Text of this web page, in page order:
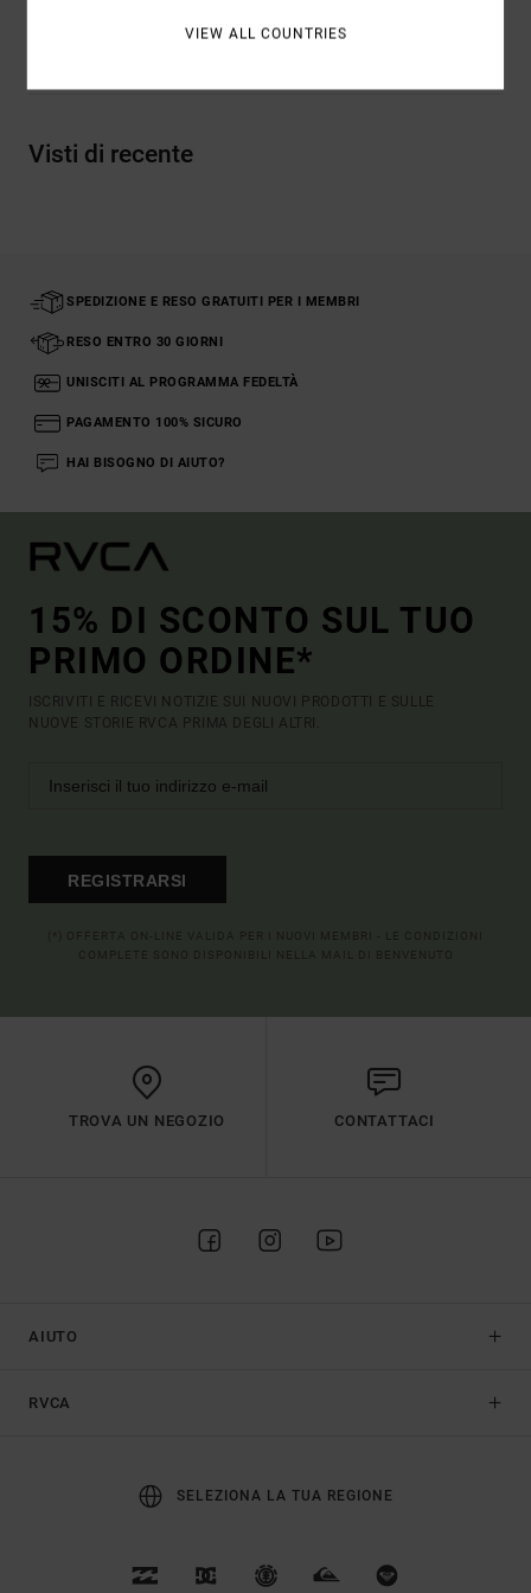
Visti di recente
SPEDIZIONE E RESO GRATUITI PER I MEMBRI
RESO ENTRO 30 GIORNI
UNISCITI AL PROGRAMMA FEDELTÀ
PAGAMENTO 100% SICURO
HAI BISOGNO DI AIUTO?
15% DI SCONTO SUL TUO
PRIMO ORDINE*
ISCRIVITI E RICEVI NOTIZIE SUI NUOVI PRODOTTI E SULLE
NUOVE STORIE RVCA PRIMA DEGLI ALTRI.
REGISTRARSI
TROVA UN NEGOZIO CONTATTACI
AIUTO
RVCA
SELEZIONA LA TUA REGIONE
VIEW ALL COUNTRIES